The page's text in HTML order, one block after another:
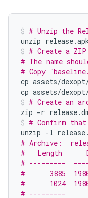
# Unzip the
unzip
# Create a
# The name
# Copy
cp assets/
cp assets/
# Create an
zip -r
# Confirm
unzip -l
# Archive:
#   Length
# ---------
#      3885
#      1024
# ---------